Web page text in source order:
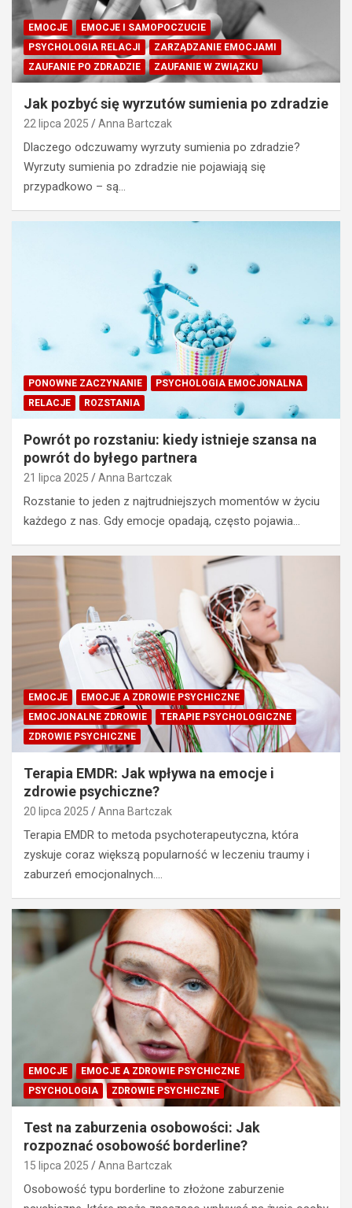
EMOCJE
EMOCJE I SAMOPOCZUCIE
PSYCHOLOGIA RELACJI
ZARZĄDZANIE EMOCJAMI
ZAUFANIE PO ZDRADZIE
ZAUFANIE W ZWIĄZKU
Jak pozbyć się wyrzutów sumienia po zdradzie
22 lipca 2025 Anna Bartczak
Dlaczego odczuwamy wyrzuty sumienia po zdradzie?
Wyrzuty sumienia po zdradzie nie pojawiają się
przypadkowo – są…
PONOWNE ZACZYNANIE
PSYCHOLOGIA EMOCJONALNA
RELACJE
ROZSTANIA
Powrót po rozstaniu: kiedy istnieje szansa na
powrót do byłego partnera
21 lipca 2025 Anna Bartczak
Rozstanie to jeden z najtrudniejszych momentów w życiu
każdego z nas. Gdy emocje opadają, często pojawia…
EMOCJE
EMOCJE A ZDROWIE PSYCHICZNE
EMOCJONALNE ZDROWIE
TERAPIE PSYCHOLOGICZNE
ZDROWIE PSYCHICZNE
Terapia EMDR: Jak wpływa na emocje i
zdrowie psychiczne?
20 lipca 2025 Anna Bartczak
Terapia EMDR to metoda psychoterapeutyczna, która
zyskuje coraz większą popularność w leczeniu traumy i
zaburzeń emocjonalnych.…
EMOCJE
EMOCJE A ZDROWIE PSYCHICZNE
PSYCHOLOGIA
ZDROWIE PSYCHICZNE
Test na zaburzenia osobowości: Jak
rozpoznać osobowość borderline?
15 lipca 2025 Anna Bartczak
Osobowość typu borderline to złożone zaburzenie